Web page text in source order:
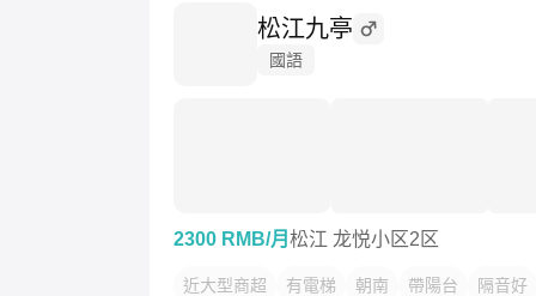
松江九亭
國語
2300 RMB/月 松江 龙悦小区2区
近大型商超 有電梯 朝南 帶陽台
隔音好